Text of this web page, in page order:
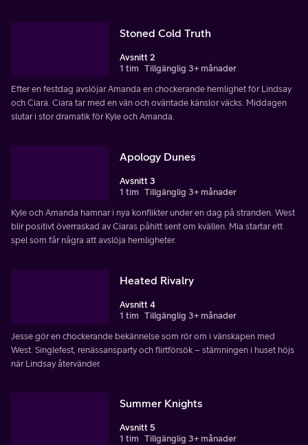
Stoned Cold Truth
Avsnitt 2
1 tim Tillgänglig 3+ månader
Efter en festdag avslöjar Amanda en chockerande hemlighet för Lindsay
och Ciara. Ciara tar med en vän och oväntade känslor väcks. Middagen
slutar i stor dramatik för Kyle och Amanda.
Apology Dunes
Avsnitt 3
1 tim Tillgänglig 3+ månader
Kyle och Amanda hamnar i nya konflikter under en dag på stranden. West
blir positivt överraskad av Ciaras påhitt sent om kvällen. Mia startar ett
spel som får några att avslöja hemligheter.
Heated Rivalry
Avsnitt 4
1 tim Tillgänglig 3+ månader
Jesse gör en chockerande bekännelse som rör om i vänskapen med
West. Singlefest, renässansparty och flirtförsök – stämningen i huset höjs
när Lindsay återvänder.
Summer Knights
Avsnitt 5
1 tim Tillgänglig 3+ månader